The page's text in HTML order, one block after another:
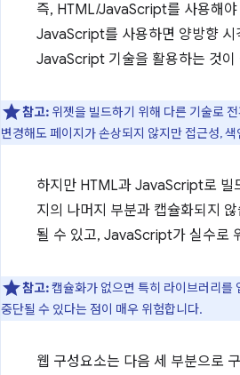
즉, HTML/JavaScript를 사용해야
JavaScript를 사용하면 양방향 시
JavaScript 기술을 활용하는 것
참고: 위젯을 빌드하기 위해 다른 기술로
변경해도 페이지가 손상되지 않지만 접근성,
하지만 HTML과 JavaScript로 빌
지의 나머지 부분과 캡슐화되지
될 수 있고, JavaScript가 실수로
참고:캡슐화가 없으면 특히 라이브러리를
중단될 수 있다는 점이 매우 위험합니다.
웹 구성요소는 다음 세 부분으로